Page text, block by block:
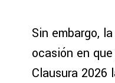
Sin embargo,
ocasión en
Clausura 2026 l